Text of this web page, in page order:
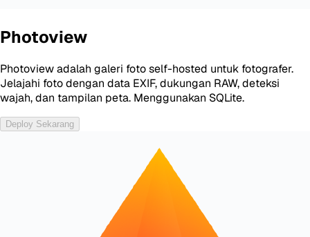
Photoview
Photoview adalah galeri foto self-hosted untuk fotografer.
Jelajahi foto dengan data EXIF, dukungan RAW, deteksi
wajah, dan tampilan peta. Menggunakan SQLite.
Deploy Sekarang